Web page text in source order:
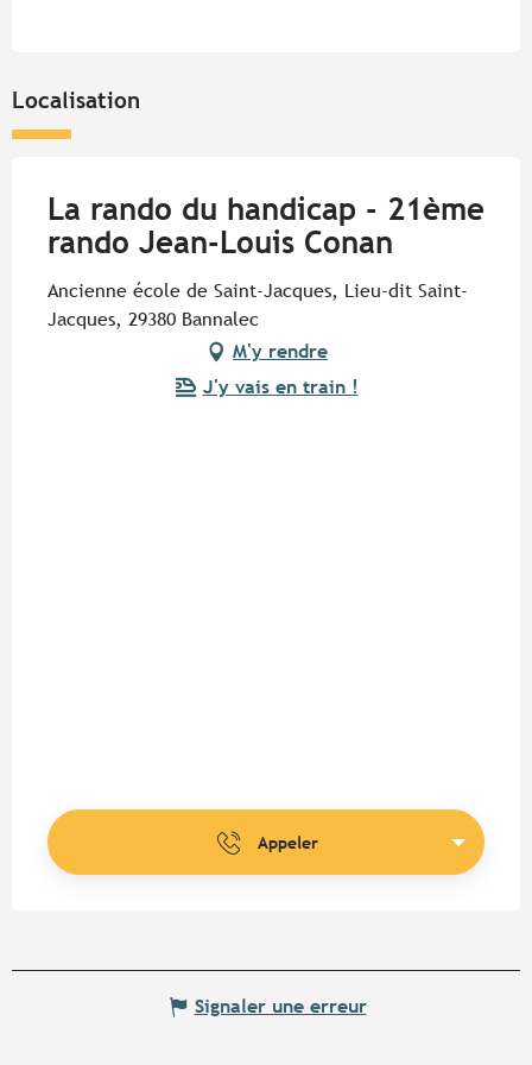
Localisation
La rando du handicap - 21ème
rando Jean-Louis Conan
Ancienne école de Saint-Jacques, Lieu-dit Saint-
Jacques, 29380 Bannalec
M'y rendre
J'y vais en train !
Appeler
Signaler une erreur